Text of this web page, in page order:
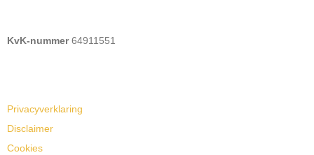
KvK-nummer64911551
Privacyverklaring
Disclaimer
Cookies